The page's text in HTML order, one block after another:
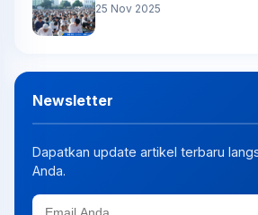
25 Nov 2025
Newsletter
Dapatkan update artikel terbaru
Anda.